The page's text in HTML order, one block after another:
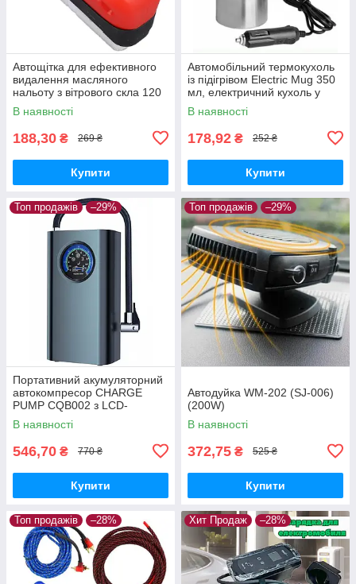
Автощітка для ефективного
видалення масляного
нальоту з вітрового скла 120
мл 2 шт.
В наявності
188,30 ₴ 269 ₴
Купити
Автомобільний термокухоль
із підігрівом Electric Mug 350
мл, електричний кухоль у
машину від прикурювача
В наявності
178,92 ₴ 252 ₴
Купити
Топ продажів –29%
Портативний акумуляторний
автокомпресор CHARGE
PUMP CQB002 з LCD-
дисплеєм і високоточним
манометром
В наявності
546,70 ₴ 770 ₴
Купити
Топ продажів –29%
Автодуйка WM-202 (SJ-006)
(200W)
В наявності
372,75 ₴ 525 ₴
Купити
Топ продажів –28% Хит Продаж –28%